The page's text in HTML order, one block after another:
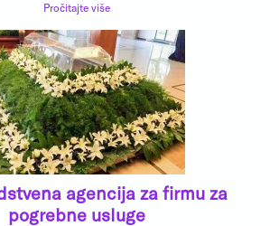
Pročitajte više
agencija za firmu za
pogrebne usluge